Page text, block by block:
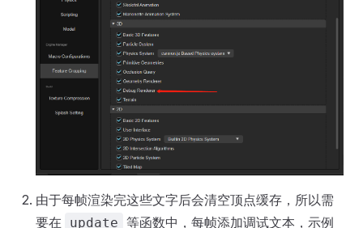
由于每帧渲染完这些文字后会清空顶点缓存，所以需
要在
update 等函数中，每帧添加调试文本，示例